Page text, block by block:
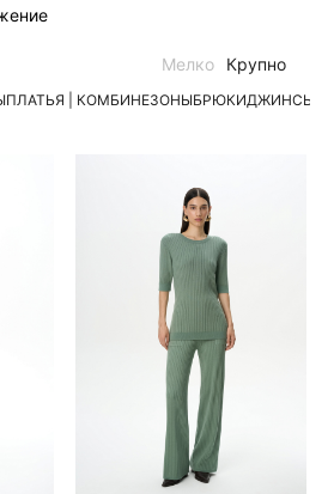
ПЛАТЬЯ | КОМБИНЕЗОНЫБРЮКИДЖИНСЫ
Мелко Крупно